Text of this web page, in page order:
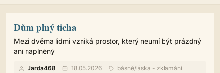
Dům plný ticha
Mezi dvěma lidmi vzniká prostor, který neumí být prázdný
ani naplněný.
Jarda468 18.05.2026 básně/láska - zklamání